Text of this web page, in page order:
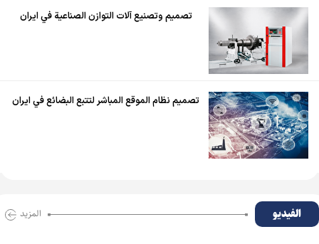
تصميم وتصنيع آلات التوازن الصناعية في ايران
تصميم نظام الموقع المباشر لتتبع البضائع في ايران
الفیدیو المزید